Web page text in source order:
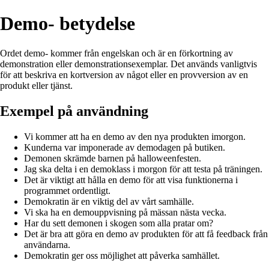
Demo- betydelse
Ordet demo- kommer från engelskan och är en förkortning av
demonstration eller demonstrationsexemplar. Det används vanligtvis
för att beskriva en kortversion av något eller en provversion av en
produkt eller tjänst.
Exempel på användning
Vi kommer att ha en demo av den nya produkten imorgon.
Kunderna var imponerade av demodagen på butiken.
Demonen skrämde barnen på halloweenfesten.
Jag ska delta i en demoklass i morgon för att testa på träningen.
Det är viktigt att hålla en demo för att visa funktionerna i
programmet ordentligt.
Demokratin är en viktig del av vårt samhälle.
Vi ska ha en demouppvisning på mässan nästa vecka.
Har du sett demonen i skogen som alla pratar om?
Det är bra att göra en demo av produkten för att få feedback från
användarna.
Demokratin ger oss möjlighet att påverka samhället.